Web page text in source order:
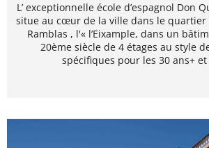
L’ exceptionnelle école d’espagnol Don
situe au cœur de la ville dans le quartier
Ramblas , l'« l’Eixample, dans un
20ème siècle de 4 étages au style
spécifiques pour les 30 ans+ et